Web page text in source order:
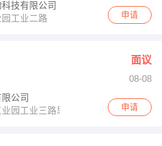
技有限公司
工业二路
申请
面议
08-08
公司
园工业三路思比4楼
申请